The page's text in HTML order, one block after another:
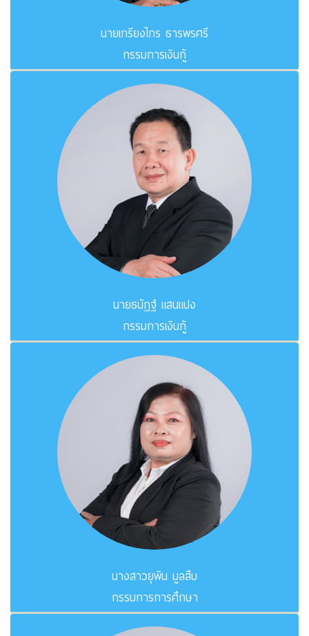
นายเกรียงไกร ธารพรศรี
กรรมการเงินกู้
นายธนัฏฐ์ แสนแปง
กรรมการเงินกู้
นางสาวยุพิน มูลสืบ
กรรมการการศึกษา